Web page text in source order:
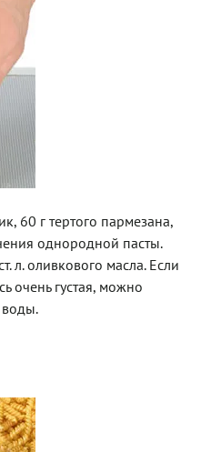
60 г тертого пармезана,
однородной пасты.
л. оливкового масла. Если
очень густая, можно
воды.